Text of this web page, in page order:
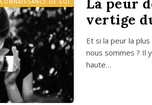
CONNAISSANCE DE SOI
La peur
vertige
Et si la peur la
nous sommes ? Il
haute…